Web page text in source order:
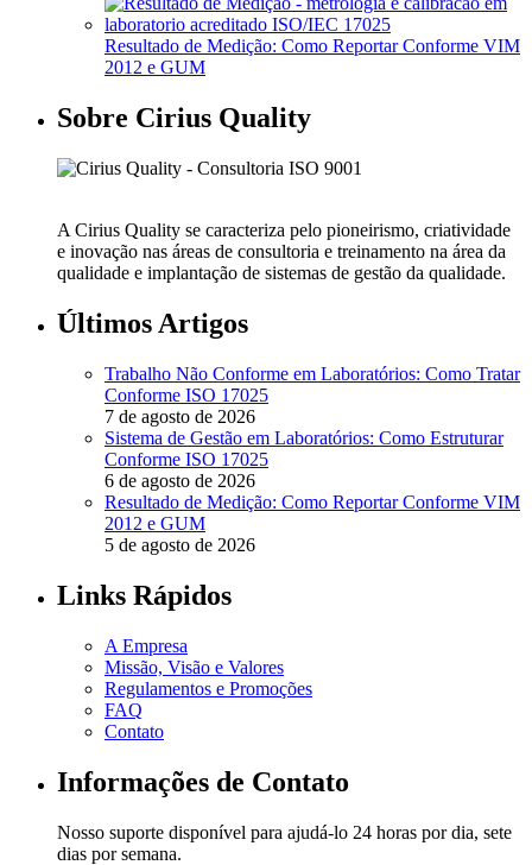
Resultado de Medição: Como Reportar Conforme VIM
2012 e GUM
Sobre Cirius Quality
A Cirius Quality se caracteriza pelo pioneirismo, criatividade
e inovação nas áreas de consultoria e treinamento na área da
qualidade e implantação de sistemas de gestão da qualidade.
Últimos Artigos
Trabalho Não Conforme em Laboratórios: Como Tratar
Conforme ISO 17025
7 de agosto de 2026
Sistema de Gestão em Laboratórios: Como Estruturar
Conforme ISO 17025
6 de agosto de 2026
Resultado de Medição: Como Reportar Conforme VIM
2012 e GUM
5 de agosto de 2026
Links Rápidos
A Empresa
Missão, Visão e Valores
Regulamentos e Promoções
FAQ
Contato
Informações de Contato
Nosso suporte disponível para ajudá-lo 24 horas por dia, sete
dias por semana.